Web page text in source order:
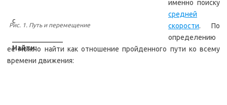
с
Найти:
Рис. 1. Путь и перемещение
именно поиску
средней
скорости. По
определению
её можно найти как отношение пройденного пути ко всему
времени движения: